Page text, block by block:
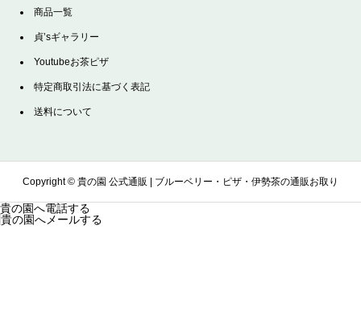
商品一覧
貞’sギャラリー
Youtubeお茶ピザ
特定商取引法に基づく表記
送料について
Copyright © 貴の園 公式通販 | ブルーベリー・ピザ・伊勢茶の通販お取り
貴の園へ電話する
貴の園へメールする